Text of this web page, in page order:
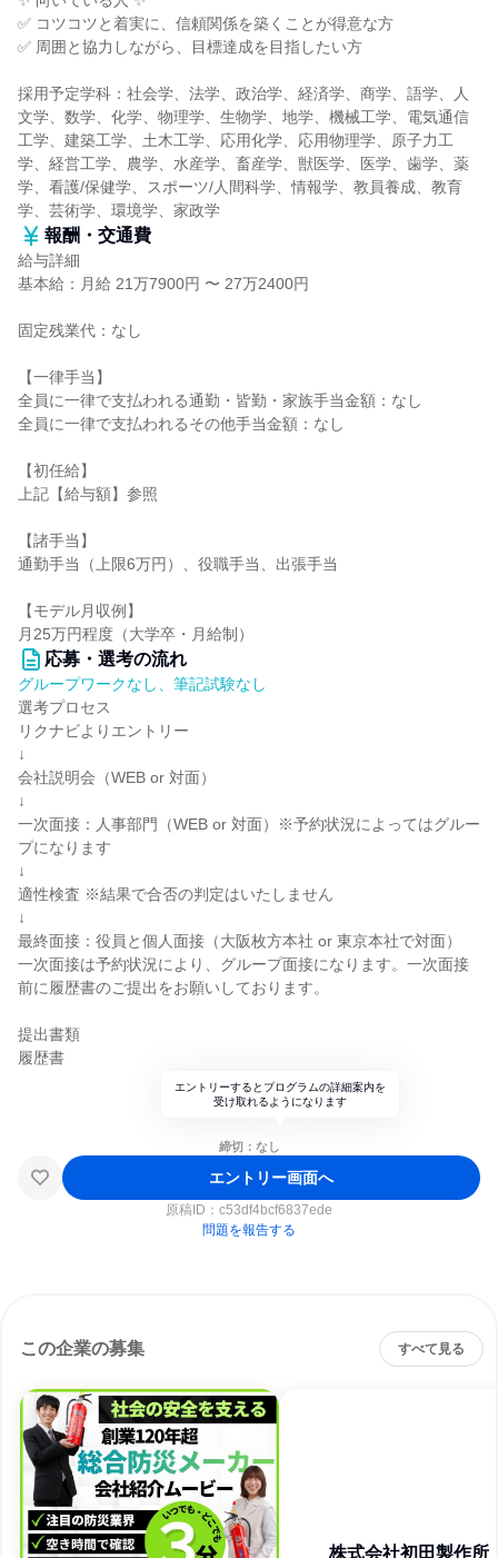
✅ コツコツと着実に、信頼関係を築くことが得意な方
✅ 周囲と協力しながら、目標達成を目指したい方
採用予定学科：社会学、法学、政治学、経済学、商学、語学、人
文学、数学、化学、物理学、生物学、地学、機械工学、電気通信
工学、建築工学、土木工学、応用化学、応用物理学、原子力工
学、経営工学、農学、水産学、畜産学、獣医学、医学、歯学、薬
学、看護/保健学、スポーツ/人間科学、情報学、教員養成、教育
学、芸術学、環境学、家政学
報酬・交通費
給与詳細
基本給：月給 21万7900円 〜 27万2400円
固定残業代：なし
【一律手当】
全員に一律で支払われる通勤・皆勤・家族手当金額：なし
全員に一律で支払われるその他手当金額：なし
【初任給】
上記【給与額】参照
【諸手当】
通勤手当（上限6万円）、役職手当、出張手当
【モデル月収例】
月25万円程度（大学卒・月給制）
応募・選考の流れ
グループワークなし、筆記試験なし
選考プロセス
リクナビよりエントリー
↓
会社説明会（WEB or 対面）
↓
一次面接：人事部門（WEB or 対面）※予約状況によってはグルー
プになります
↓
適性検査 ※結果で合否の判定はいたしません
↓
最終面接：役員と個人面接（大阪枚方本社 or 東京本社で対面）
一次面接は予約状況により、グループ面接になります。一次面接
前に履歴書のご提出をお願いしております。
提出書類
履歴書
エントリーするとプログラムの詳細案内を
受け取れるようになります
締切：なし
エントリー画面へ
原稿ID： c53df4bcf6837ede
問題を報告する
この企業の募集 すべて見る
株式会社初田製作所